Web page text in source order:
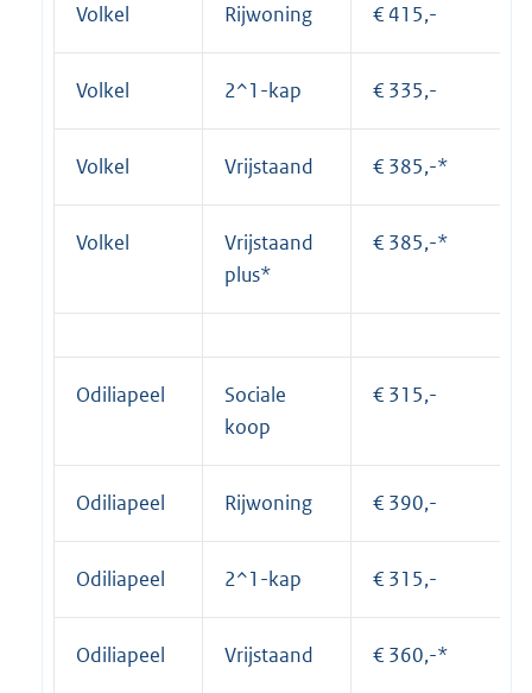
Volkel Rijwoning € 415,-
Volkel 2^1-kap € 335,-
Volkel Vrijstaand € 385,-*
Volkel
Vrijstaand
plus*
€ 385,-*
Odiliapeel
Sociale
koop
€ 315,-
Odiliapeel Rijwoning € 390,-
Odiliapeel 2^1-kap € 315,-
Odiliapeel Vrijstaand € 360,-*